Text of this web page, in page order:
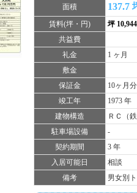
面積
137.7
賃料(坪・円)
坪
共益費
礼金
1 ヶ月
敷金
保証金
10ヶ月分
竣工年
1973 年
建物構造
ＲＣ（
駐車場設備
-
契約期間
3 年
入居可能日
相談
備考
男女別